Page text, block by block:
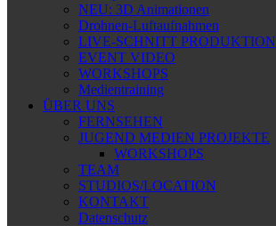
NEU: 3D Animationen
Drohnen-Luftaufnahmen
LIVE-SCHNITT PRODUKTION
EVENT VIDEO
WORKSHOPS
Medientraining
ÜBER UNS
FERNSEHEN
JUGEND MEDIEN PROJEKTE
WORKSHOPS
TEAM
STUDIOS/LOCATION
KONTAKT
Datenschutz